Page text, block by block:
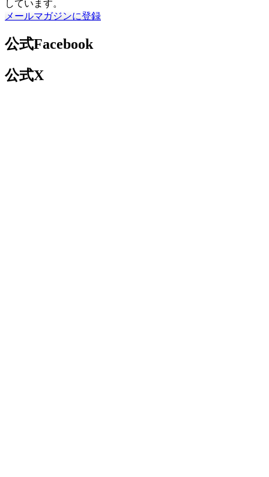
しています。
メールマガジンに登録
公式Facebook
公式X